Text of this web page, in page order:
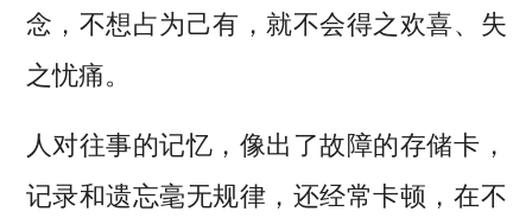
念，不想占为己有，就不会得之欢喜、失
之忧痛。
人对往事的记忆，像出了故障的存储卡，
记录和遗忘毫无规律，还经常卡顿，在不